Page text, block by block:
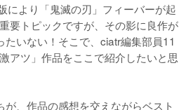
により「鬼滅の刃」フィーバーが起
要トピックですが、その影に良作が
たいない！そこで、ciatr編集部員11
アツ」作品をここで紹介したいと思
、作品の感想を交えながらベスト